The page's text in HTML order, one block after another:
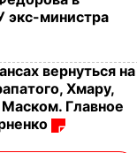
экс-министра
вернуться на
Хмару,
Главное